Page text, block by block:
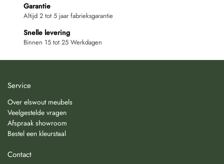
Garantie
Altijd 2 tot 5 jaar fabrieksgarantie
Snelle levering
Binnen 15 tot 25 Werkdagen
Service
Over elswout meubels
Veelgestelde vragen
Afspraak showroom
Bestel een kleurstaal
Contact